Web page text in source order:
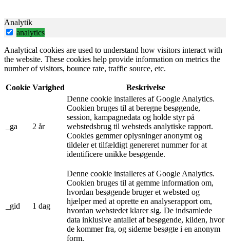
Analytik
analytics
Analytical cookies are used to understand how visitors interact with
the website. These cookies help provide information on metrics the
number of visitors, bounce rate, traffic source, etc.
Cookie Varighed Beskrivelse
_ga 2 år
Denne cookie installeres af Google Analytics.
Cookien bruges til at beregne besøgende,
session, kampagnedata og holde styr på
webstedsbrug til websteds analytiske rapport.
Cookies gemmer oplysninger anonymt og
tildeler et tilfældigt genereret nummer for at
identificere unikke besøgende.
_gid 1 dag
Denne cookie installeres af Google Analytics.
Cookien bruges til at gemme information om,
hvordan besøgende bruger et websted og
hjælper med at oprette en analyserapport om,
hvordan webstedet klarer sig. De indsamlede
data inklusive antallet af besøgende, kilden, hvor
de kommer fra, og siderne besøgte i en anonym
form.